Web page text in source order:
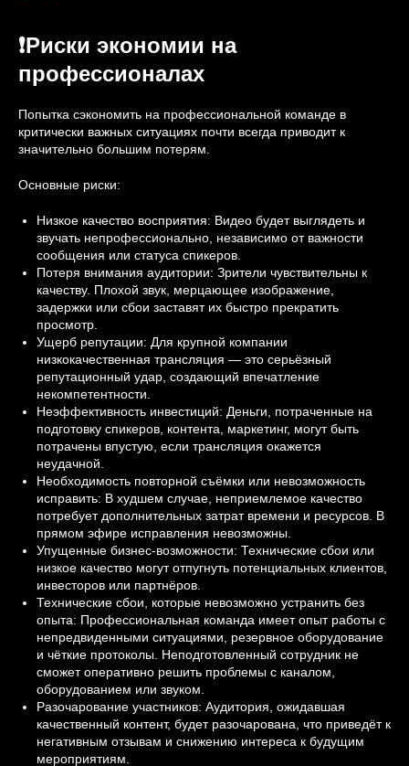
❗Риски экономии на
профессионалах
Попытка сэкономить на профессиональной команде в
критически важных ситуациях почти всегда приводит к
значительно большим потерям.
Основные риски:
Низкое качество восприятия: Видео будет выглядеть и
звучать непрофессионально, независимо от важности
сообщения или статуса спикеров.
Потеря внимания аудитории: Зрители чувствительны к
качеству. Плохой звук, мерцающее изображение,
задержки или сбои заставят их быстро прекратить
просмотр.
Ущерб репутации: Для крупной компании
низкокачественная трансляция — это серьёзный
репутационный удар, создающий впечатление
некомпетентности.
Неэффективность инвестиций: Деньги, потраченные на
подготовку спикеров, контента, маркетинг, могут быть
потрачены впустую, если трансляция окажется
неудачной.
Необходимость повторной съёмки или невозможность
исправить: В худшем случае, неприемлемое качество
потребует дополнительных затрат времени и ресурсов. В
прямом эфире исправления невозможны.
Упущенные бизнес-возможности: Технические сбои или
низкое качество могут отпугнуть потенциальных клиентов,
инвесторов или партнёров.
Технические сбои, которые невозможно устранить без
опыта: Профессиональная команда имеет опыт работы с
непредвиденными ситуациями, резервное оборудование
и чёткие протоколы. Неподготовленный сотрудник не
сможет оперативно решить проблемы с каналом,
оборудованием или звуком.
Разочарование участников: Аудитория, ожидавшая
качественный контент, будет разочарована, что приведёт к
негативным отзывам и снижению интереса к будущим
мероприятиям.